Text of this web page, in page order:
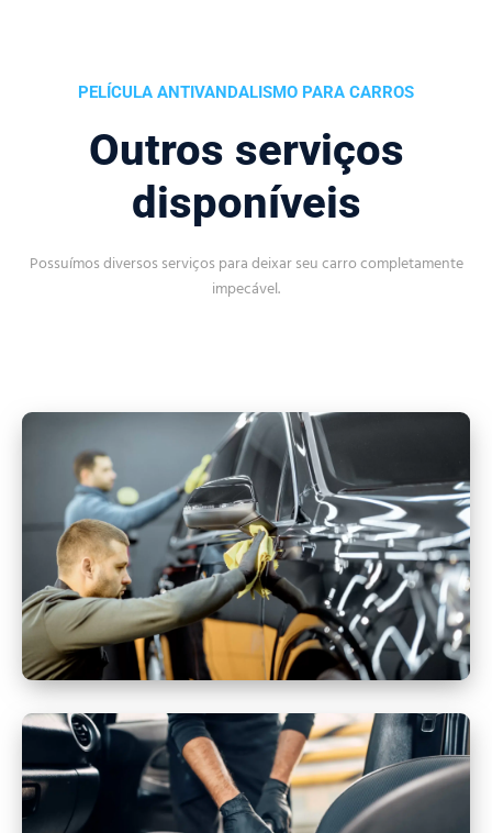
PELÍCULA ANTIVANDALISMO PARA CARROS
Outros serviços
disponíveis
Possuímos diversos serviços para deixar seu carro completamente
impecável.